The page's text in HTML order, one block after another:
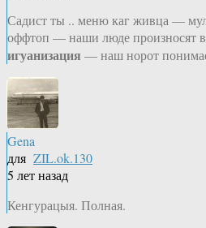
Садист ты .. меню каг живца —
оффтоп — наши люде произносят
игуанизация — наш норот
Gena
для ZIL.ok.130
5 лет назад
Кенгурацыя. Полная.